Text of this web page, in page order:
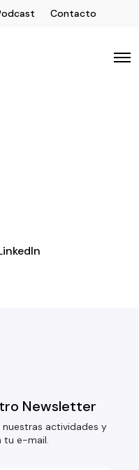
Contacto
Newsletter
actividades y
tu e-mail.